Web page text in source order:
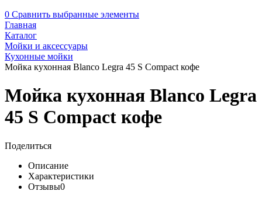
0 Сравнить выбранные элементы
Главная
Каталог
Мойки и аксессуары
Кухонные мойки
Мойка кухонная Blanco Legra 45 S Compact кофе
Мойка кухонная Blanco Legra
45 S Compact кофе
Поделиться
Описание
Характеристики
Отзывы0